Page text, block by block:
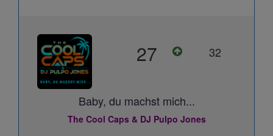
27 32
Baby, du machst mich...
The Cool Caps & DJ Pulpo Jones